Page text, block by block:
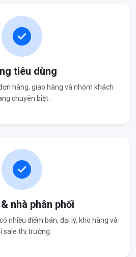
tiêu dùng
hàng, giao hàng và nhóm khách
chuyên biệt.
nhà phân phối
nhiều điểm bán, đại lý, kho hàng và
sale thị trường.